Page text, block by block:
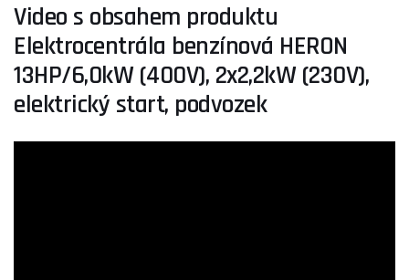
Video s obsahem produktu
Elektrocentrála benzínová HERON
13HP/6,0kW (400V), 2x2,2kW (230V),
elektrický start, podvozek